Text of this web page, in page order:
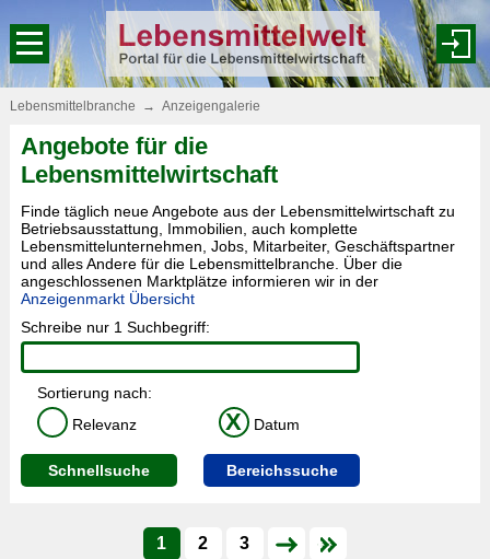
Lebensmittelbranche → Anzeigengalerie
Angebote für die
Lebensmittelwirtschaft
Finde täglich neue Angebote aus der Lebensmittelwirtschaft zu
Betriebsausstattung, Immobilien, auch komplette
Lebensmittelunternehmen, Jobs, Mitarbeiter, Geschäftspartner
und alles Andere für die Lebensmittelbranche. Über die
angeschlossenen Marktplätze informieren wir in der
Anzeigenmarkt Übersicht
Schreibe nur 1 Suchbegriff:
Sortierung nach:
Relevanz
X Datum
Schnellsuche Bereichssuche
1 2 3